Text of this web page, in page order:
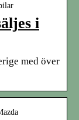
i
med över